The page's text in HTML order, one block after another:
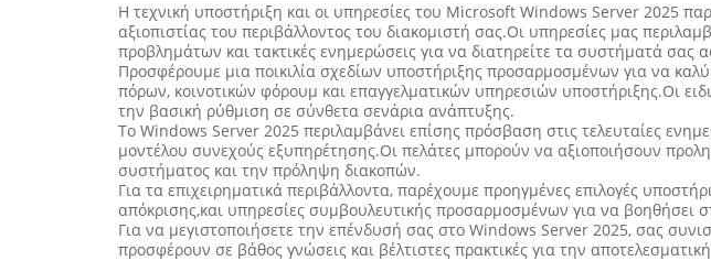
Η τεχνική υποστήριξη και οι υπηρεσίες του Microsoft Windows Server 2025
αξιοπιστίας του περιβάλλοντος του διακομιστή σας.Οι υπηρεσίες μας
προβλημάτων και τακτικές ενημερώσεις για να διατηρείτε τα συστήματά σας
Προσφέρουμε μια ποικιλία σχεδίων υποστήριξης προσαρμοσμένων για να
πόρων, κοινοτικών φόρουμ και επαγγελματικών υπηρεσιών υποστήριξης.Οι
την βασική ρύθμιση σε σύνθετα σενάρια ανάπτυξης.
Το Windows Server 2025 περιλαμβάνει επίσης πρόσβαση στις τελευταίες
μοντέλου συνεχούς εξυπηρέτησης.Οι πελάτες μπορούν να αξιοποιήσουν
συστήματος και την πρόληψη διακοπών.
Για τα επιχειρηματικά περιβάλλοντα, παρέχουμε προηγμένες επιλογές
απόκρισης,και υπηρεσίες συμβουλευτικής προσαρμοσμένων για να βοηθήσει
Για να μεγιστοποιήσετε την επένδυσή σας στο Windows Server 2025, σας
προσφέρουν σε βάθος γνώσεις και βέλτιστες πρακτικές για την